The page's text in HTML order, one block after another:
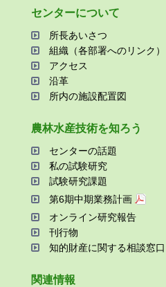
センターについて
所⻑あいさつ
組織（各部署へのリンク）
アクセス
沿⾰
所内の施設配置図
農林⽔産技術を知ろう
センターの話題
私の試験研究
試験研究課題
第6期中期業務計画
オンライン研究報告
刊⾏物
知的財産に関する相談窓⼝
関連情報